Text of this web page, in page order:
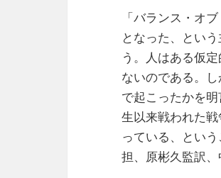
「バランス・オ
となった、とい
う。人はある仮
ないのである。
で起こったかを
生以来戦われた
っている、とい
担、原彬久監訳、